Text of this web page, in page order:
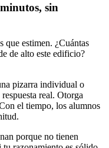
sin
que estimen. ¿Cuántas
de alto este edificio?
pizarra individual o
real. Otorga
el tiempo, los alumnos
porque no tienen